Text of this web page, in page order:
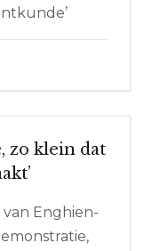
zo klein dat
Enghien-